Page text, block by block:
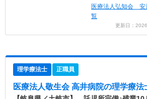
医療法人弘知会 安
覧
更新日：
理学療法士 正職員
医療法人敬生会 高井病院の理学療法